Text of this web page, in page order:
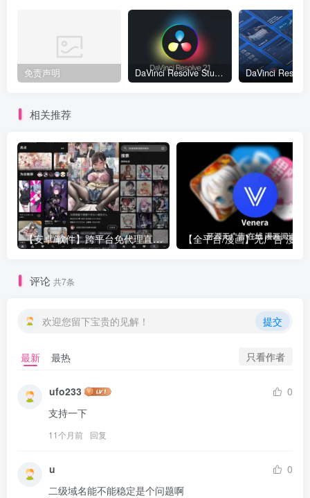
免责声明 DaVinci Resolve Studio 21.0b1：全能后期工作站，AI 与照片处理划时代升级
相关推荐
【安卓/软件】跨平台免代理直连P站 Pixez-Flutter V0.9.105 动图 | 以图搜源 | 批量下载 | Pixiv | 漫画 小说 插图
评论 共7条
欢迎您留下宝贵的见解！ 提交
最新 最热 只看作者
ufo233
0
支持一下
11个月前 回复
u
0
二级域名能不能稳定是个问题啊